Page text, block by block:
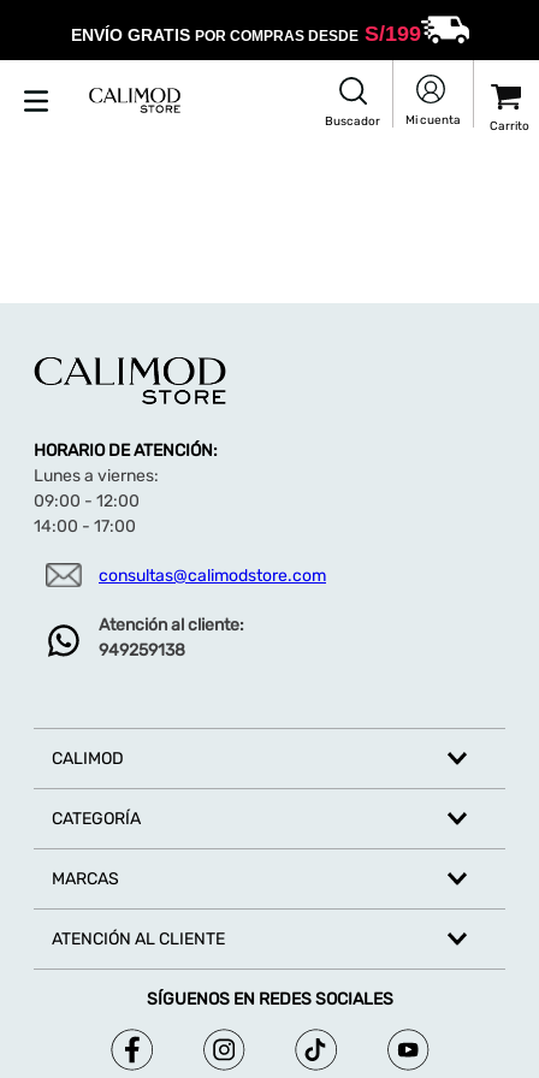
ENVÍO GRATIS POR COMPRAS DESDES/199
HORARIO DE ATENCIÓN:
Lunes a viernes:
09:00 - 12:00
14:00 - 17:00
consultas@calimodstore.com
Atención al cliente:
949259138
CALIMOD
CATEGORÍA
MARCAS
ATENCIÓN AL CLIENTE
SÍGUENOS EN REDES SOCIALES